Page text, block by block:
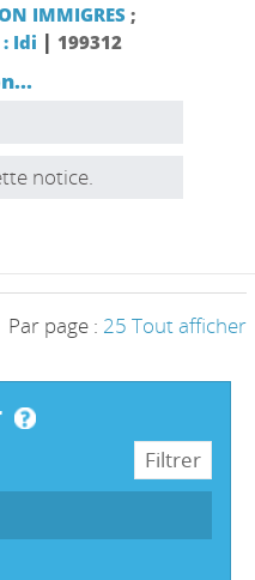
IMMIGRES;
Idi | 199312
notice.
Par page : 25 Tout afficher